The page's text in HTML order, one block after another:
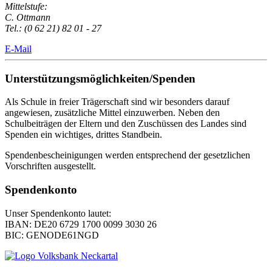
Mittelstufe:
C. Ottmann
Tel.: (0 62 21) 82 01 - 27
E-Mail
Unterstützungsmöglichkeiten/Spenden
Als Schule in freier Trägerschaft sind wir besonders darauf
angewiesen, zusätzliche Mittel einzuwerben. Neben den
Schulbeiträgen der Eltern und den Zuschüssen des Landes sind
Spenden ein wichtiges, drittes Standbein.
Spendenbescheinigungen werden entsprechend der gesetzlichen
Vorschriften ausgestellt.
Spendenkonto
Unser Spendenkonto lautet:
IBAN: DE20 6729 1700 0099 3030 26
BIC: GENODE61NGD